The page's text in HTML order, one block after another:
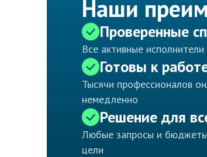
Наши
Проверенные
Все активные
Готовы к
Тысячи профессионалов
немедленно
Решение для
Любые запросы и
цели